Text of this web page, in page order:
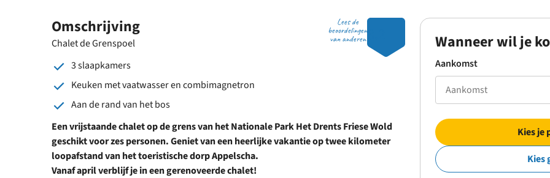
Lees de
beoordelingen
van anderen
Omschrijving
Chalet de Grenspoel
3 slaapkamers
Keuken met vaatwasser en combimagnetron
Aan de rand van het bos
Een vrijstaande chalet op de grens van het Nationale Park Het Drents Friese Wold
geschikt voor zes personen. Geniet van een heerlijke vakantie op twee kilometer
loopafstand van het toeristische dorp Appelscha.
Vanaf april verblijf je in een gerenoveerde chalet!
Wanneer wil je
Aankomst
Kies je
Kies